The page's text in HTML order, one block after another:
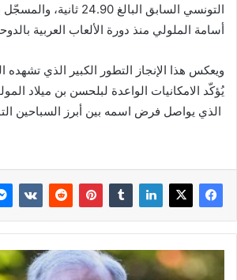
التونسي السابق البالغ
أسامة الملولي منذ دورة الألعاب العربية بالدوحة
ويعكس هذا الإنجاز التطور الكبير الذي تشهده
الذي يواصل فرض اسمه بين أبرز السباحين